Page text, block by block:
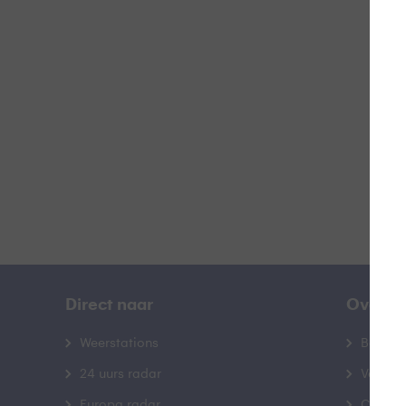
Direct naar
Weerstations
24 uurs radar
Over